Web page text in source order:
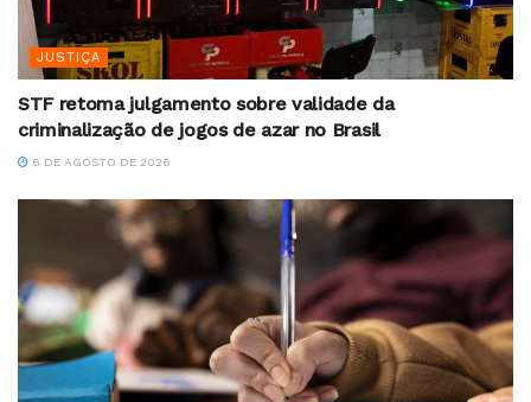
JUSTIÇA
STF retoma julgamento sobre validade da
criminalização de jogos de azar no Brasil
6 DE AGOSTO DE 2026